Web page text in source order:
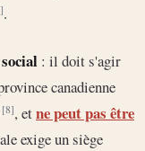
.
: il doit s'agir
canadienne
[8], etne peut pas être
exige un siège